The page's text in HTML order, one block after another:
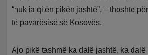
“nuk ia qitën pikën jashtë”, – thoshte
të pavarësisë së Kosovës.
Ajo pikë tashmë ka dalë jashtë, ka dalë